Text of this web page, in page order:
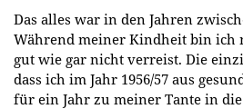
Das alles war in den Jahren
Während meiner Kindheit bin ich
gut wie gar nicht verreist. Die
dass ich im Jahr 1956/57 aus
für ein Jahr zu meiner Tante in